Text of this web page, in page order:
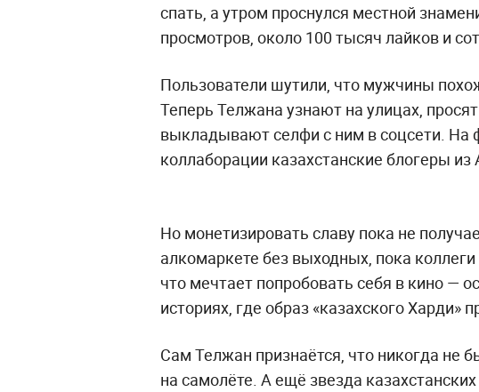
спать, а утром проснулся местной
просмотров, около 100 тысяч лайков и
Пользователи шутили, что мужчины
Теперь Телжана узнают на улицах,
выкладывают селфи с ним в соцсети. На
коллаборации казахстанские блогеры
Но монетизировать славу пока не
алкомаркете без выходных, пока
что мечтает попробовать себя в кино —
историях, где образ «казахского Харди»
Сам Телжан признаётся, что никогда не
на самолёте. А ещё звезда